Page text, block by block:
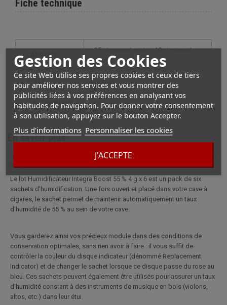
Gestion des Cookies
Ce site Web utilise ses propres cookies et ceux de tiers
pour améliorer nos services et vous montrer des
publicités liées à vos préférences en analysant vos
habitudes de navigation. Pour donner votre consentement
à son utilisation, appuyez sur le bouton Accepter.
Plus d'informations Personnaliser les cookies
J'ACCEPTE
Fiche technique
CAPACITÉ
25 cigares et moins, 10 cigares et
moins
STYLE sachet
ÉLECTRONIQUE non
En savoir plus
Description complète pour Sachet Humidification Cigare 55 % 4 g
Integra Boost x6
Le lot Humidificateur Integra Boost 55 % 4 g x 6 est un pack de six
sachets d'humidification. Une fois ouvert et placé dans votre cave à
cigares, le sachet permet de maintenir automatiquement un taux
d'humidité de 55 % au sein de votre cave.
Vous garderez ainsi vos précieux module dans des conditions de
conservation optimales, sans rien avoir à faire : il vous suffit de
contrôler la couleur du disque indicateur (dénommé Replacement
Indicator) et de changer le sachet lorsque ce disque passe du rose au
bleu. Ces sachets peuvent également être utilisés pour assurer un taux
d'humidité constant à des instruments de musique en bois (violons,
altos, etc.) dans leur étui.